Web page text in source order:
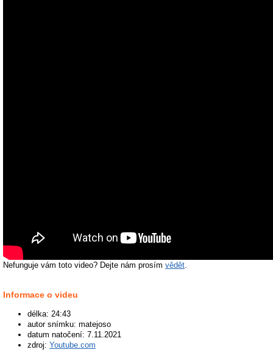
Nefunguje vám toto video? Dejte nám prosím vědět.
Informace o videu
délka: 24:43
autor snímku: matejoso
datum natočení: 7.11.2021
zdroj: Youtube.com